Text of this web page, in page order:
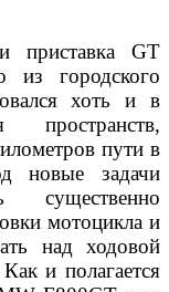
приставка GT
из городского
хоть и в
пространств,
пути в
новые задачи
мотоцикла и
над ходовой
Как и полагается